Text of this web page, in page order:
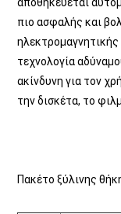
αποθηκεύεται
πιο ασφαλής και
ηλεκτρομαγνητικής
τεχνολογία
ακίνδυνη για τον
την δισκέτα, το
Πακέτο ξύλινης